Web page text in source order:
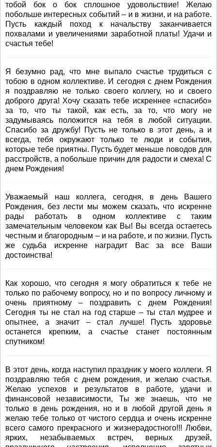
тобой бок о бок сплошное удовольствие! Желаю
побольше интересных событий – и в жизни, и на работе.
Пусть каждый поход к начальству заканчивается
похвалами и увеличениями заработной платы! Удачи и
счастья тебе!
Я безумно рад, что мне выпало счастье трудиться с
тобою в одном коллективе. И сегодня с днем Рождения
я поздравляю не только своего коллегу, но и своего
доброго друга! Хочу сказать тебе искреннее «спасибо»
за то, что ты такой, как есть, за то, что могу не
задумываясь положится на тебя в любой ситуации.
Спасибо за дружбу! Пусть не только в этот день, а и
всегда, тебя окружают только те люди и события,
которые тебе приятны. Пусть будет меньше поводов для
расстройств, а побольше причин для радости и смеха! С
днем Рождения!
Уважаемый наш коллега, сегодня, в день Вашего
Рождения, без лести мы можем сказать, что искренне
рады работать в одном коллективе с таким
замечательным человеком как Вы! Вы всегда остаетесь
честным и благородным – и на работе, и по жизни. Пусть
же судьба искренне наградит Вас за все Ваши
достоинства!
Как хорошо, что сегодня я могу обратиться к тебе не
только по рабочему вопросу, но и по вопросу личному и
очень приятному – поздравить с днем Рождения!
Сегодня ты не стал на год старше – ты стал мудрее и
опытнее, а значит – стал лучше! Пусть здоровье
останется крепким, а счастье станет постоянным
спутником!
В этот день, когда наступил праздник у моего коллеги. Я
поздравляю тебя с днем рождения, и желаю счастья.
Желаю успехов и результатов в работе, удачи и
финансовой независимости, Ты же знаешь, что не
только в день рождения, но и в любой другой день я
желаю тебе только от чистого сердца и очень искренне
всего самого прекрасного и жизнерадостного!!! Любви,
ярких, незабываемых встреч, верных друзей,